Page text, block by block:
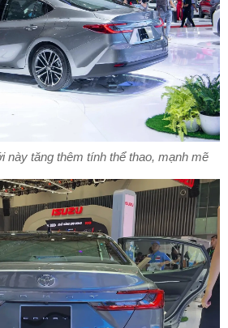
này tăng thêm tính thể thao, mạnh mẽ